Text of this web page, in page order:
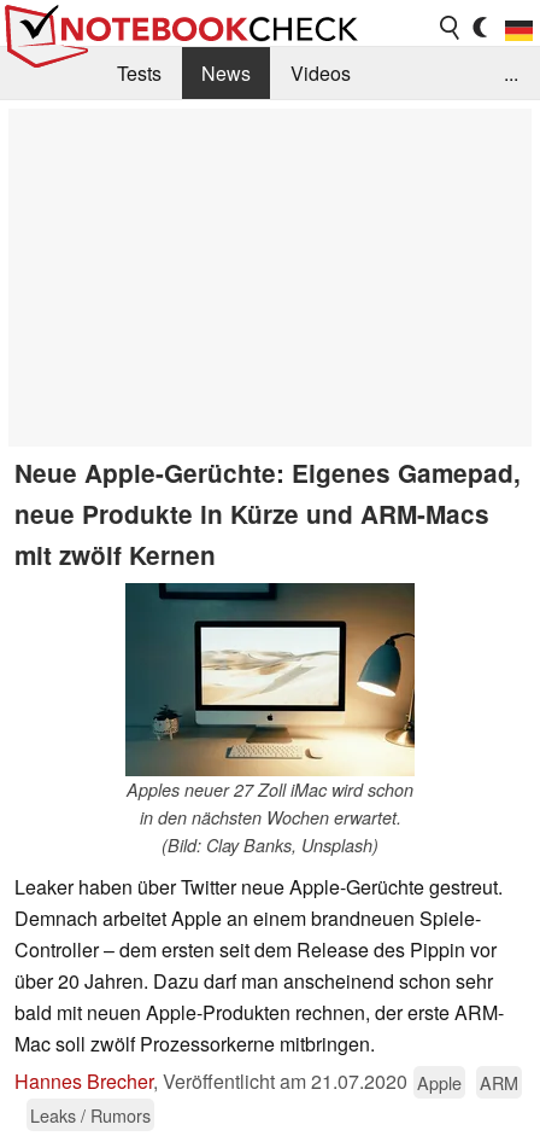
Tests News
Videos
...
Neue Apple-Gerüchte: Eigenes Gamepad,
neue Produkte in Kürze und ARM-Macs
mit zwölf Kernen
Apples neuer 27 Zoll iMac wird schon
in den nächsten Wochen erwartet.
(Bild: Clay Banks, Unsplash)
Leaker haben über Twitter neue Apple-Gerüchte gestreut.
Demnach arbeitet Apple an einem brandneuen Spiele-
Controller – dem ersten seit dem Release des Pippin vor
über 20 Jahren. Dazu darf man anscheinend schon sehr
bald mit neuen Apple-Produkten rechnen, der erste ARM-
Mac soll zwölf Prozessorkerne mitbringen.
Hannes Brecher, Veröffentlicht am21.07.2020 Apple
ARM
Leaks / Rumors